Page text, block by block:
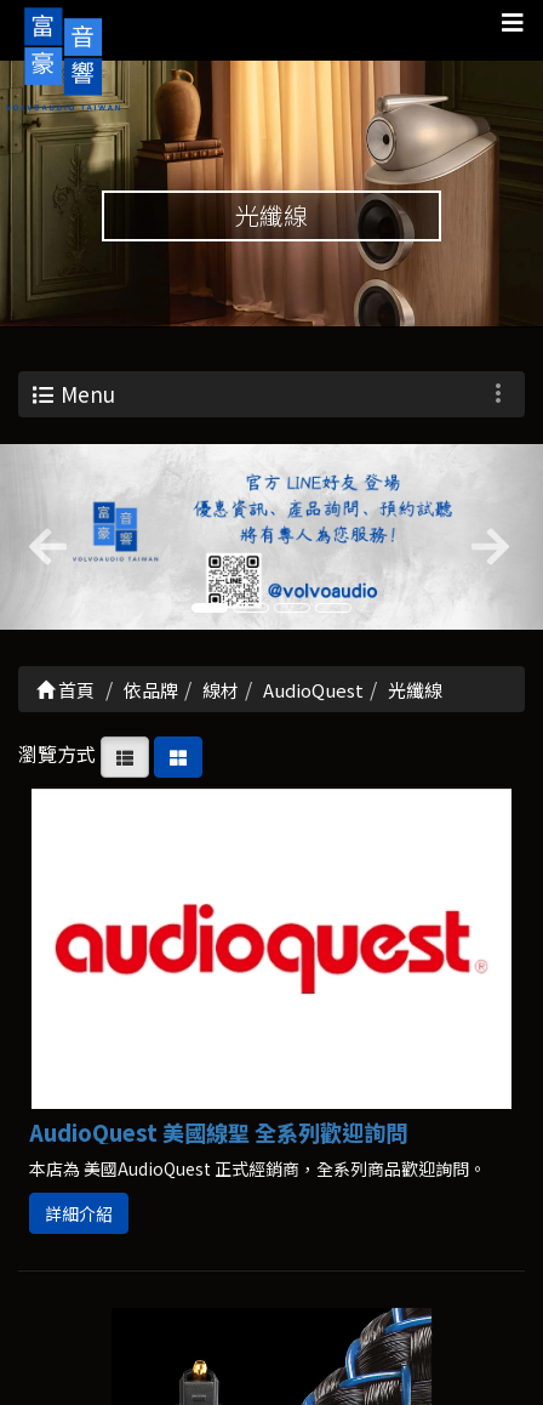
光纖線
Menu
首頁 依品牌 線材 AudioQuest 光纖線
瀏覽方式
AudioQuest 美國線聖 全系列歡迎詢問
本店為 美國AudioQuest 正式經銷商，全系列商品歡迎詢問。
詳細介紹